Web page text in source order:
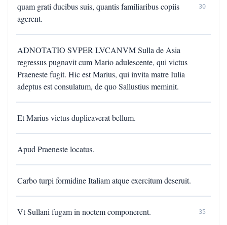
quam grati ducibus suis, quantis familiaribus copiis
agerent.
30
ADNOTATIO SVPER LVCANVM Sulla de Asia
regressus pugnavit cum Mario adulescente, qui victus
Praeneste fugit. Hic est Marius, qui invita matre Iulia
adeptus est consulatum, de quo Sallustius meminit.
Et Marius victus duplicaverat bellum.
Apud Praeneste locatus.
Carbo turpi formidine Italiam atque exercitum deseruit.
Vt Sullani fugam in noctem componerent. 35